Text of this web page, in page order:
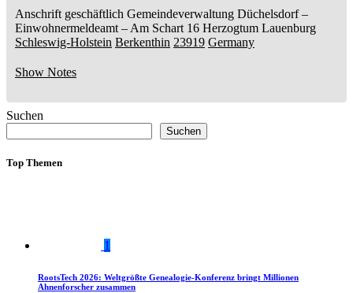
Anschrift geschäftlich Gemeindeverwaltung Düchelsdorf –
Einwohnermeldeamt – Am Schart 16 Herzogtum Lauenburg
Schleswig-Holstein Berkenthin 23919 Germany
Show Notes
Suchen
Suchen
Top Themen
1
RootsTech 2026: Weltgrößte Genealogie-Konferenz bringt Millionen
Ahnenforscher zusammen